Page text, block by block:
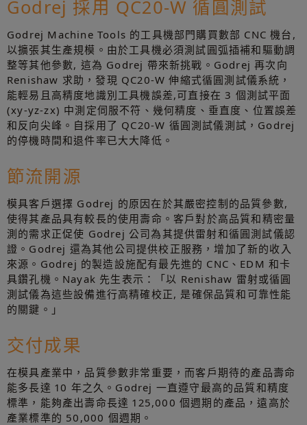
Godrej 採用 QC20-W 循圓測試
Godrej Machine Tools 的工具機部門購買數部 CNC 機台,
以擴張其生產規模。由於工具機必須測試圓弧插補和驅動調
整等其他參數, 這為 Godrej 帶來新挑戰。Godrej 再次向
Renishaw 求助，發現 QC20-W 伸縮式循圓測試儀系統，
能輕易且高精度地識別工具機誤差,可直接在 3 個測試平面
(xy-yz-zx) 中測定伺服不符、幾何精度、垂直度、位置誤差
和反向尖峰。自採用了 QC20-W 循圓測試儀測試，Godrej
的停機時間和退件率已大大降低。
節流開源
模具客戶選擇 Godrej 的原因在於其嚴密控制的品質參數,
使得其產品具有較長的使用壽命。客戶對於高品質和精密量
測的需求正促使 Godrej 公司為其提供雷射和循圓測試儀認
證。Godrej 還為其他公司提供校正服務，增加了新的收入
來源。Godrej 的製造設施配有最先進的 CNC、EDM 和卡
具鑽孔機。Nayak 先生表示：「以 Renishaw 雷射或循圓
測試儀為這些設備進行高精確校正, 是確保品質和可靠性能
的關鍵。」
交付成果
在模具產業中，品質參數非常重要，而客戶期待的產品壽命
能多長達 10 年之久。Godrej 一直遵守最高的品質和精度
標準，能夠產出壽命長達 125,000 個週期的產品，遠高於
產業標準的 50,000 個週期。